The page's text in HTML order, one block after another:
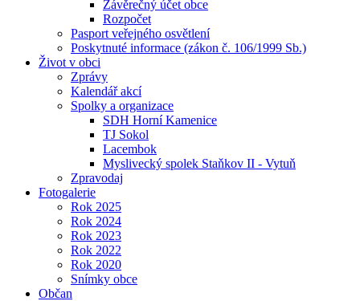
Závěrečný účet obce
Rozpočet
Pasport veřejného osvětlení
Poskytnuté informace (zákon č. 106/1999 Sb.)
Život v obci
Zprávy
Kalendář akcí
Spolky a organizace
SDH Horní Kamenice
TJ Sokol
Lacembok
Myslivecký spolek Staňkov II - Vytuň
Zpravodaj
Fotogalerie
Rok 2025
Rok 2024
Rok 2023
Rok 2022
Rok 2020
Snímky obce
Občan